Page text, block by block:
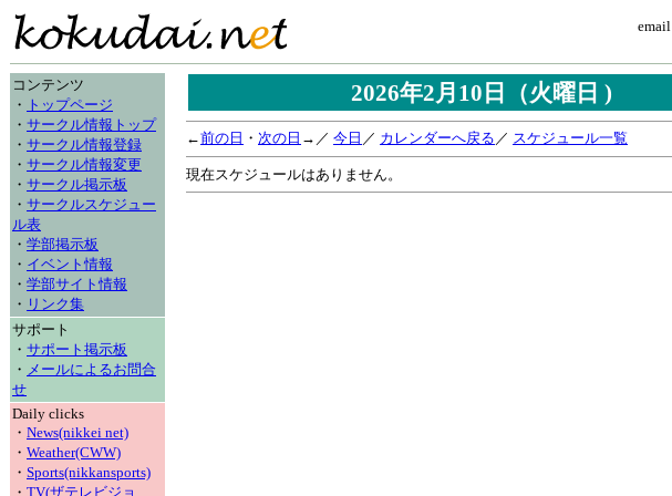
email
コンテンツ
・ トップページ
・ サークル情報トップ
・ サークル情報登録
・ サークル情報変更
・ サークル掲示板
・ サークルスケジュー
ル表
・ 学部掲示板
・ イベント情報
・ 学部サイト情報
・ リンク集
サポート
・ サポート掲示板
・ メールによるお問合
せ
Daily clicks
・ News(nikkei net)
・ Weather(CWW)
・ Sports(nikkansports)
・ TV(ザテレビジョ
2026年2月10日（火曜日 )
←前の日 ・ 次の日 →／ 今日 ／ カレンダーへ戻る ／ スケジュール一覧
現在スケジュールはありません。